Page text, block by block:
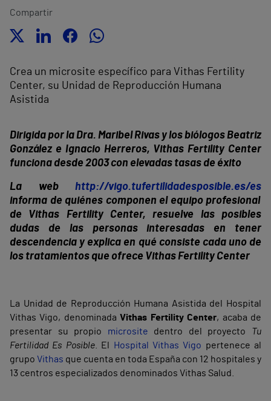
Compartir
Crea un microsite específico para Vithas Fertility
Center, su Unidad de Reproducción Humana
Asistida
Dirigida por la Dra. Maribel Rivas y los biólogos Beatriz
González e Ignacio Herreros, Vithas Fertility Center
funciona desde 2003 con elevadas tasas de éxito
La web http://vigo.tufertilidadesposible.es/es
informa de quiénes componen el equipo profesional
de Vithas Fertility Center, resuelve las posibles
dudas de las personas interesadas en tener
descendencia y explica en qué consiste cada uno de
los tratamientos que ofrece Vithas Fertility Center
La Unidad de Reproducción Humana Asistida del Hospital
Vithas Vigo, denominadaVithas Fertility Center, acaba de
presentar su propio microsite dentro del proyecto Tu
Fertilidad Es Posible. El Hospital Vithas Vigo pertenece al
grupo Vithas que cuenta en toda España con 12 hospitales y
13 centros especializados denominados Vithas Salud.